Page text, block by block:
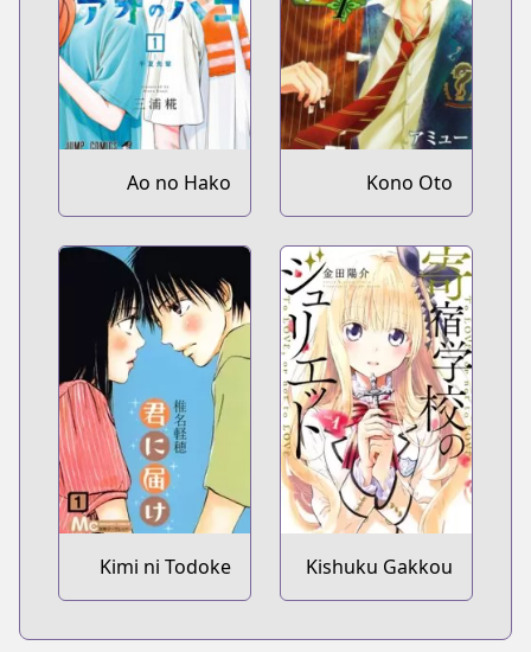
Kono Oto
Tomare!
Ao no Hako
Kishuku Gakkou
no Juliet
Kimi ni Todoke